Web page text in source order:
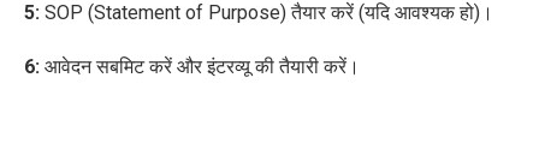
5: SOP (Statement of Purpose) तैयार करें (यदि आवश्यक हो)।
6: आवेदन सबमिट करें और इंटरव्यू की तैयारी करें।